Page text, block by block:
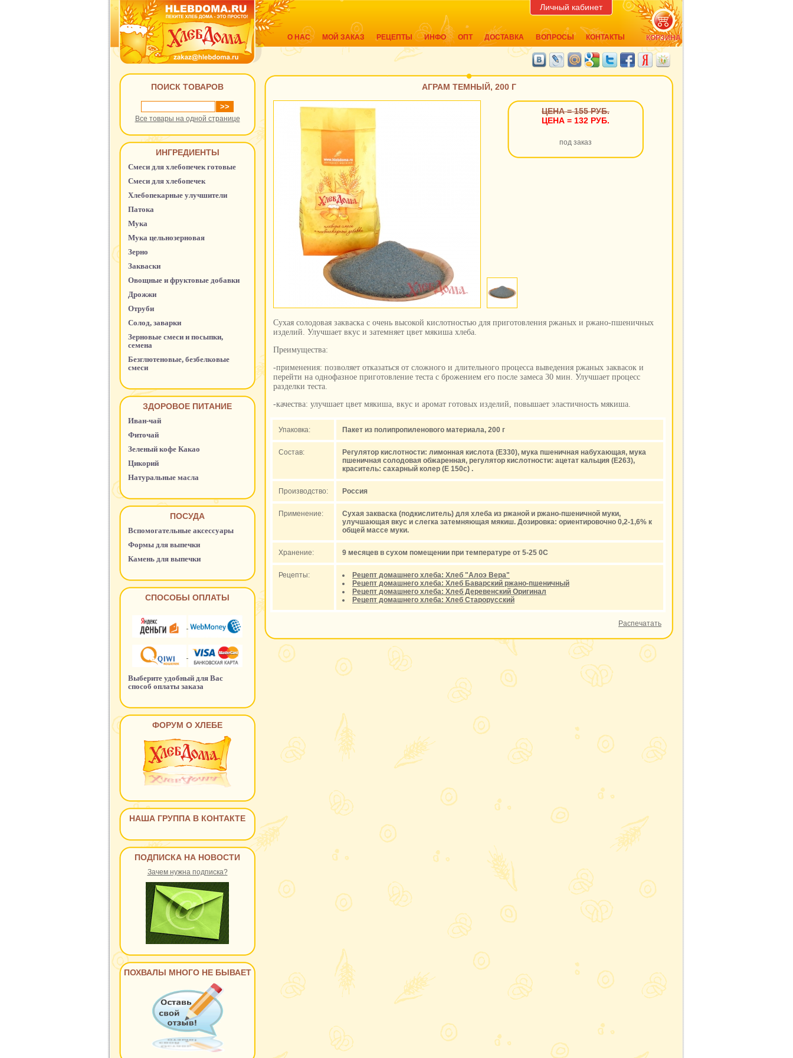
Личный кабинет
О НАС МОЙ ЗАКАЗ РЕЦЕПТЫ ИНФО ОПТ ДОСТАВКА ВОПРОСЫ КОНТАКТЫ КОРЗИНА
ПОИСК ТОВАРОВ
Все товары на одной странице
ИНГРЕДИЕНТЫ
Смеси для хлебопечек готовые
Смеси для хлебопечек
Хлебопекарные улучшители
Патока
Мука
Мука цельнозерновая
Зерно
Закваски
Овощные и фруктовые добавки
Дрожжи
Отруби
Солод, заварки
Зерновые смеси и посыпки,
семена
Безглютеновые, безбелковые
смеси
ЗДОРОВОЕ ПИТАНИЕ
Иван-чай
Фиточай
Зеленый кофе Какао
Цикорий
Натуральные масла
ПОСУДА
Вспомогательные аксессуары
Формы для выпечки
Камень для выпечки
СПОСОБЫ ОПЛАТЫ
Выберите удобный для Вас
способ оплаты заказа
ФОРУМ О ХЛЕБЕ
НАША ГРУППА В КОНТАКТЕ
ПОДПИСКА НА НОВОСТИ
Зачем нужна подписка?
ПОХВАЛЫ МНОГО НЕ БЫВАЕТ
АГРАМ ТЕМНЫЙ, 200 Г
ЦЕНА = 155 РУБ.
ЦЕНА = 132 РУБ.
под заказ
Сухая солодовая закваска с очень высокой кислотностью для приготовления ржаных и ржано-пшеничных
изделий. Улучшает вкус и затемняет цвет мякиша хлеба.
Преимущества:
-применения: позволяет отказаться от сложного и длительного процесса выведения ржаных заквасок и
перейти на однофазное приготовление теста с брожением его после замеса 30 мин. Улучшает процесс
разделки теста.
-качества: улучшает цвет мякиша, вкус и аромат готовых изделий, повышает эластичность мякиша.
Упаковка: Пакет из полипропиленового материала, 200 г
Состав:
Регулятор кислотности: лимонная кислота (Е330), мука пшеничная набухающая, мука
пшеничная солодовая обжаренная, регулятор кислотности: ацетат кальция (Е263),
краситель: сахарный колер (Е 150с) .
Производство: Россия
Применение:
Сухая закваска (подкислитель) для хлеба из ржаной и ржано-пшеничной муки,
улучшающая вкус и слегка затемняющая мякиш. Дозировка: ориентировочно 0,2-1,6% к
общей массе муки.
Хранение: 9 месяцев в сухом помещении при температуре от 5-25 0С
Рецепты:
Рецепт домашнего хлеба: Хлеб "Алоэ Вера"
Рецепт домашнего хлеба: Хлеб Баварский ржано-пшеничный
Рецепт домашнего хлеба: Хлеб Деревенский Оригинал
Рецепт домашнего хлеба: Хлеб Старорусский
Распечатать